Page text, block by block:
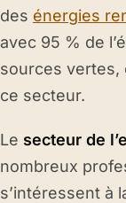
des énergies
avec 95 % de
sources vertes,
ce secteur.
Le secteur de
nombreux
s’intéressent à